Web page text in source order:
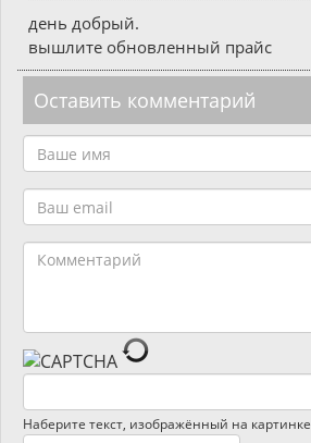
день добрый.
вышлите обновленный прайс
Оставить комментарий
Наберите текст, изображённый на картинке